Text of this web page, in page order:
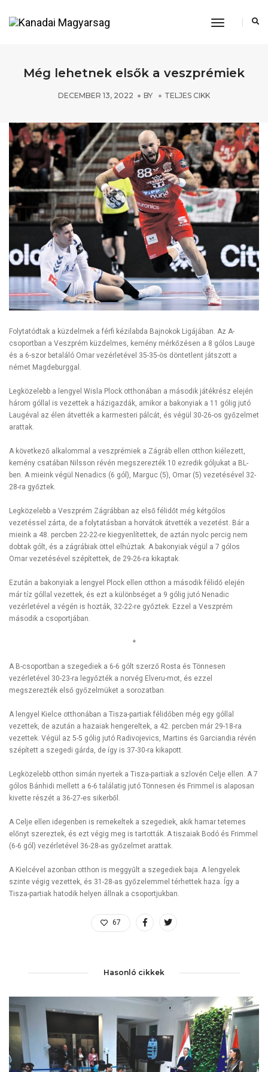
Toggle
Még lehetnek elsők a veszprémiek
DECEMBER 13, 2022 BY TELJES CIKK
Folytatódtak a küzdelmek a férfi kézilabda Bajnokok Ligájában. Az A-
csoportban a Veszprém küzdelmes, kemény mérkőzésen a 8 gólos Lauge
és a 6-szor betaláló Omar vezérletével 35-35-ös döntetlent játszott a
német Magdeburggal.
Legközelebb a lengyel Wisla Plock otthonában a második játékrész elején
három góllal is vezettek a házigazdák, amikor a bakonyiak a 11 gólig jutó
Laugéval az élen átvették a karmesteri pálcát, és végül 30-26-os győzelmet
arattak.
A következő alkalommal a veszprémiek a Zágráb ellen otthon kiélezett,
kemény csatában Nilsson révén megszerezték 10 ezredik góljukat a BL-
ben. A mieink végül Nenadics (6 gól), Marguc (5), Omar (5) vezetésével 32-
28-ra győztek.
Legközelebb a Veszprém Zágrábban az első félidőt még kétgólos
vezetéssel zárta, de a folytatásban a horvátok átvették a vezetést. Bár a
mieink a 48. percben 22-22-re kiegyenlítettek, de aztán nyolc percig nem
dobtak gólt, és a zágrábiak öttel elhúztak. A bakonyiak végül a 7 gólos
Omar vezetésével szépítettek, de 29-26-ra kikaptak.
Ezután a bakonyiak a lengyel Plock ellen otthon a második félidő elején
már tíz góllal vezettek, és ezt a különbséget a 9 gólig jutó Nenadic
vezérletével a végén is hozták, 32-22-re győztek. Ezzel a Veszprém
második a csoportjában.
*
A B-csoportban a szegediek a 6-6 gólt szerző Rosta és Tönnesen
vezérletével 30-23-ra legyőzték a norvég Elveru-mot, és ezzel
megszerezték első győzelmüket a sorozatban.
A lengyel Kielce otthonában a Tisza-partiak félidőben még egy góllal
vezettek, de azután a hazaiak hengereltek, a 42. percben már 29-18-ra
vezettek. Végül az 5-5 gólig jutó Radivojevics, Martins és Garciandia révén
szépített a szegedi gárda, de így is 37-30-ra kikapott.
Legközelebb otthon simán nyertek a Tisza-partiak a szlovén Celje ellen. A 7
gólos Bánhidi mellett a 6-6 találatig jutó Tönnesen és Frimmel is alaposan
kivette részét a 36-27-es sikerből.
A Celje ellen idegenben is remekeltek a szegediek, akik hamar tetemes
előnyt szereztek, és ezt végig meg is tartották. A tiszaiak Bodó és Frimmel
(6-6 gól) vezérletével 36-28-as győzelmet arattak.
A Kielcével azonban otthon is meggyűlt a szegediek baja. A lengyelek
szinte végig vezettek, és 31-28-as győzelemmel térhettek haza. Így a
Tisza-partiak hatodik helyen állnak a csoportjukban.
67
Hasonló cikkek